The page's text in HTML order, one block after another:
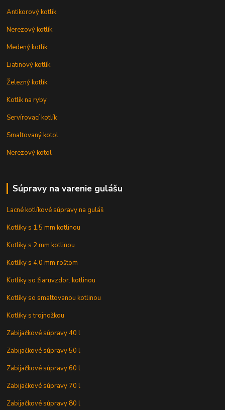
Antikorový kotlík
Nerezový kotlík
Medený kotlík
Liatinový kotlík
Železný kotlík
Kotlík na ryby
Servírovací kotlík
Smaltovaný kotol
Nerezový kotol
Súpravy na varenie gulášu
Lacné kotlíkové súpravy na guláš
Kotlíky s 1,5 mm kotlinou
Kotlíky s 2 mm kotlinou
Kotlíky s 4,0 mm roštom
Kotlíky so žiaruvzdor. kotlinou
Kotlíky so smaltovanou kotlinou
Kotlíky s trojnožkou
Zabijačkové súpravy 40 l
Zabijačkové súpravy 50 l
Zabijačkové súpravy 60 l
Zabijačkové súpravy 70 l
Zabijačkové súpravy 80 l